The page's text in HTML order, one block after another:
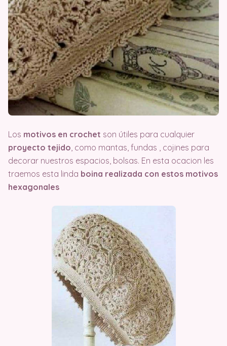
Los motivos en crochet son útiles para cualquier
proyecto tejido , como mantas, fundas , cojines para
decorar nuestros espacios, bolsas. En esta ocacion les
traemos esta linda boina realizada con estos motivos
hexagonales